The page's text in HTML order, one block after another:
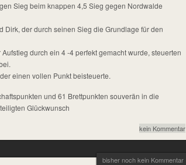
Sieg beim knappen 4,5 Sieg gegen Nordwalde
Dirk, der durch seinen Sieg die Grundlage für den
durch ein 4 -4 perfekt gemacht wurde, steuerten
einen vollen Punkt beisteuerte.
und 61 Brettpunkten souverän in die
Glückwunsch
kein Kommentar
bisher noch kein Kommentar